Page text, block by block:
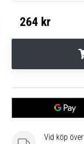
264 kr
Vid köp över